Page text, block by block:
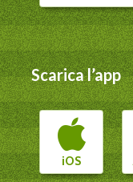
Scarica l’app
iOS